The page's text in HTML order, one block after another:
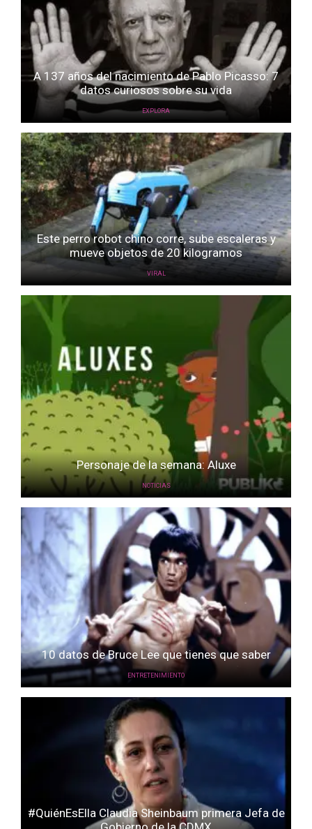
A 137 años del nacimiento de Pablo Picasso: 7
datos curiosos sobre su vida
EXPLORA
Este perro robot chino corre, sube escaleras y
mueve objetos de 20 kilogramos
VIRAL
Personaje de la semana: Aluxe
NOTICIAS
10 datos de Bruce Lee que tienes que saber
ENTRETENIMIENTO
#QuiénEsElla Claudia Sheinbaum primera Jefa de